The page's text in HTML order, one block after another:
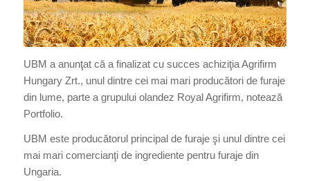
UBM a anunţat că a finalizat cu succes achiziţia Agrifirm
Hungary Zrt., unul dintre cei mai mari producători de furaje
din lume, parte a grupului olandez Royal Agrifirm, notează
Portfolio.
UBM este producătorul principal de furaje şi unul dintre cei
mai mari comercianţi de ingrediente pentru furaje din
Ungaria.